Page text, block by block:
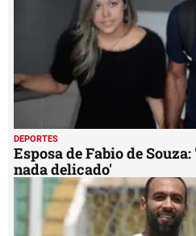
DEPORTES
Esposa de Fabio de
nada delicado'